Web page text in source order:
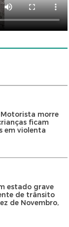
Motorista morre
ficam
em violenta
estado grave
de trânsito
de Novembro,